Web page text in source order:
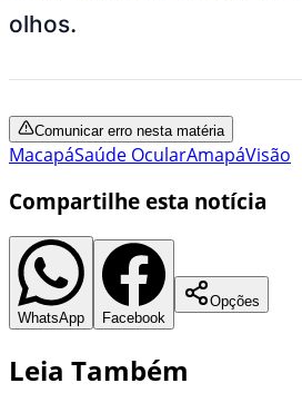
olhos.
Comunicar erro nesta matéria
MacapáSaúde OcularAmapáVisão
Compartilhe esta notícia
WhatsApp Facebook
Opções
Leia Também